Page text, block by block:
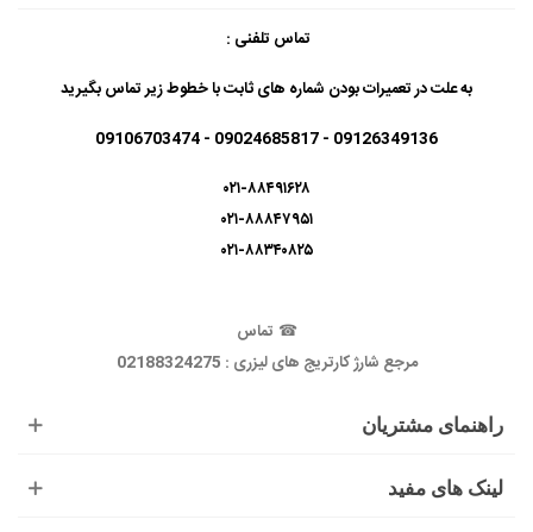
راهنمای مشتریان
لینک های مفید
تماس تلفنی :
به علت در تعمیرات بودن شماره های ثابت با خطوط زیر تماس بگیرید
09126349136 - 09024685817 - 09106703474
۰۲۱-۸۸۴۹۱۶۲۸
۰۲۱-۸۸۸۴۷۹۵۱
۰۲۱-۸۸۳۴۰۸۲۵
☎ تماس
مرجع شارژ کارتریج های لیزری : 02188324275